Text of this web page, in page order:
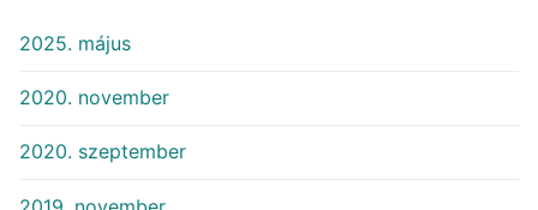
2025. május
2020. november
2020. szeptember